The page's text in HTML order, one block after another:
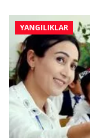
YANGILIKLAR